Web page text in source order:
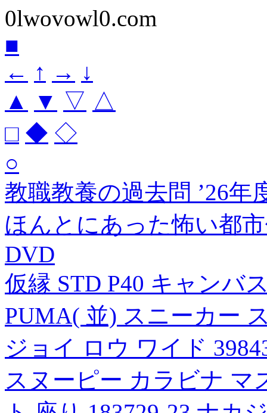
0lwovowl0.com
■
← ↑ → ↓
▲
▼ ▽ △
□ ◆ ◇
○
教職教養の過去問 ’26年
ほんとにあった怖い都
DVD
仮縁 STD P40 キャンバ
PUMA( 並) スニーカー
ジョイ ロウ ワイド
スヌーピー カラビナ マ